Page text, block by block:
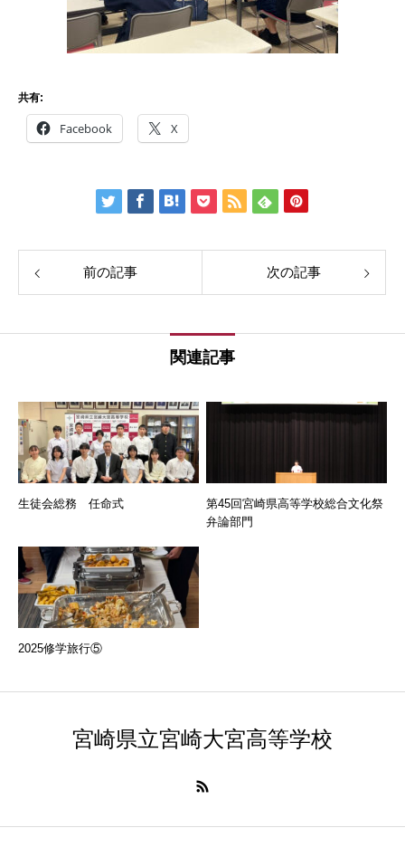
共有:
Facebook X
前の記事 次の記事
関連記事
生徒会総務 任命式
第45回宮崎県高等学校総合文化祭
弁論部門
2025修学旅行⑤
宮崎県立宮崎大宮高等学校